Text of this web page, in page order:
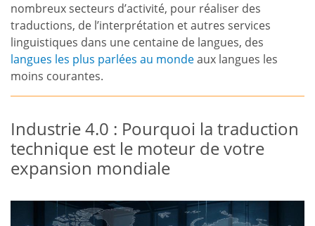
nombreux secteurs d’activité, pour réaliser des
traductions, de l’interprétation et autres services
linguistiques dans une centaine de langues, des
langues les plus parlées au mondeaux langues les
moins courantes.
Industrie 4.0 : Pourquoi la traduction
technique est le moteur de votre
expansion mondiale